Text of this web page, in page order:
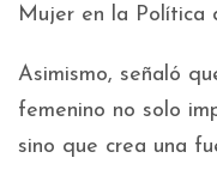
Mujer en la Política
Asimismo, señaló
femenino no solo
sino que crea una